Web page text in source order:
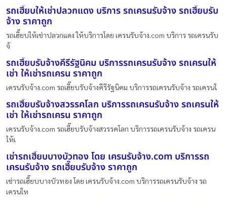
รถเฮี๊ยบให้เช่าปลวกแดง บริการ รถเครนรับจ้าง รถเฮี๊ยบรับ
จ้าง ราคาถูก
รถเฮี๊ยบให้เช่าปลวกแดง ให้บริการโดย เครนรับจ้าง.com บริการ รถเครนรับ
จ้
รถเฮี๊ยบรับจ้างคีรีรัฐนิคม บริการรถเครนรับจ้าง รถเครนให้
เช่า ให้เช่ารถเครน ราคาถูก
เครนรับจ้าง.com รถเฮี๊ยบรับจ้างคีรีรัฐนิคม บริการรถเครนรับจ้าง รถเครนใ
รถเฮี๊ยบรับจ้างสวรรคโลก บริการรถเครนรับจ้าง รถเครนให้
เช่า ให้เช่ารถเครน ราคาถูก
เครนรับจ้าง.com รถเฮี๊ยบรับจ้างสวรรคโลก บริการรถเครนรับจ้าง รถเครน
ให้เ
เช่ารถเฮี๊ยบบางบัวทอง โดย เครนรับจ้าง.com บริการรถ
เครนรับจ้าง รถเฮี๊ยบรับจ้าง ราคาถูก
เช่ารถเฮี๊ยบบางบัวทอง โดย เครนรับจ้าง.com บริการรถเครนรับจ้าง รถ
เครนให